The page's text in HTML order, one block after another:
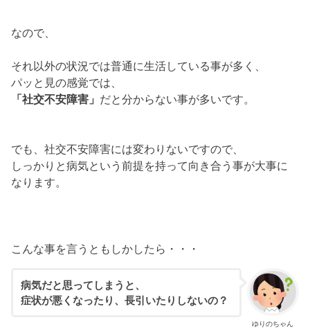
なので、
それ以外の状況では普通に生活している事が多く、
パッと見の感覚では、
「社交不安障害」 だと分からない事が多いです。
でも、社交不安障害には変わりないですので、
しっかりと病気という前提を持って向き合う事が大事に
なります。
こんな事を言うともしかしたら・・・
ゆりのちゃん
病気だと思ってしまうと、
症状が悪くなったり、長引いたりしないの？